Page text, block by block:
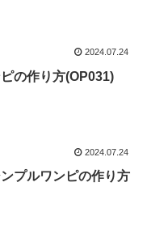
2024.07.24
の作り方(OP031)
2024.07.24
プルワンピの作り方